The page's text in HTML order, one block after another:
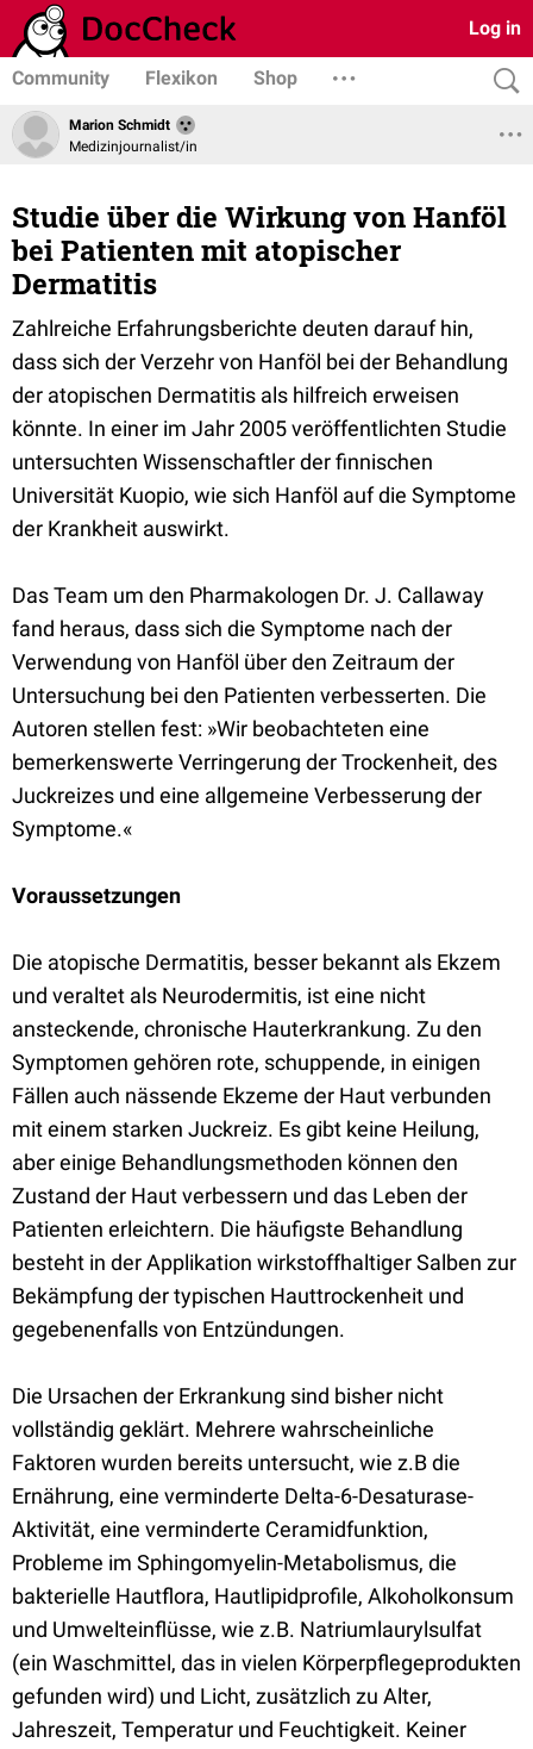
Log in
Community Flexikon Shop
Marion Schmidt
Medizinjournalist/in
Studie über die Wirkung von Hanföl
bei Patienten mit atopischer
Dermatitis
Zahlreiche Erfahrungsberichte deuten darauf hin,
dass sich der Verzehr von Hanföl bei der Behandlung
der atopischen Dermatitis als hilfreich erweisen
könnte. In einer im Jahr 2005 veröffentlichten Studie
untersuchten Wissenschaftler der finnischen
Universität Kuopio, wie sich Hanföl auf die Symptome
der Krankheit auswirkt.
Das Team um den Pharmakologen Dr. J. Callaway
fand heraus, dass sich die Symptome nach der
Verwendung von Hanföl über den Zeitraum der
Untersuchung bei den Patienten verbesserten. Die
Autoren stellen fest: »Wir beobachteten eine
bemerkenswerte Verringerung der Trockenheit, des
Juckreizes und eine allgemeine Verbesserung der
Symptome.«
Voraussetzungen
Die atopische Dermatitis, besser bekannt als Ekzem
und veraltet als Neurodermitis, ist eine nicht
ansteckende, chronische Hauterkrankung. Zu den
Symptomen gehören rote, schuppende, in einigen
Fällen auch nässende Ekzeme der Haut verbunden
mit einem starken Juckreiz. Es gibt keine Heilung,
aber einige Behandlungsmethoden können den
Zustand der Haut verbessern und das Leben der
Patienten erleichtern. Die häufigste Behandlung
besteht in der Applikation wirkstoffhaltiger Salben zur
Bekämpfung der typischen Hauttrockenheit und
gegebenenfalls von Entzündungen.
Die Ursachen der Erkrankung sind bisher nicht
vollständig geklärt. Mehrere wahrscheinliche
Faktoren wurden bereits untersucht, wie z.B die
Ernährung, eine verminderte Delta-6-Desaturase-
Aktivität, eine verminderte Ceramidfunktion,
Probleme im Sphingomyelin-Metabolismus, die
bakterielle Hautflora, Hautlipidprofile, Alkoholkonsum
und Umwelteinflüsse, wie z.B. Natriumlaurylsulfat
(ein Waschmittel, das in vielen Körperpflegeprodukten
gefunden wird) und Licht, zusätzlich zu Alter,
Jahreszeit, Temperatur und Feuchtigkeit. Keiner